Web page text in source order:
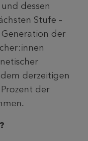
dessen
Stufe –
der
derzeitigen
der